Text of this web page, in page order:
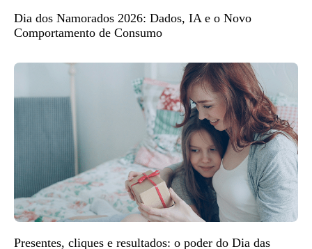
Dia dos Namorados 2026: Dados, IA e o Novo
Comportamento de Consumo
Presentes, cliques e resultados: o poder do Dia das